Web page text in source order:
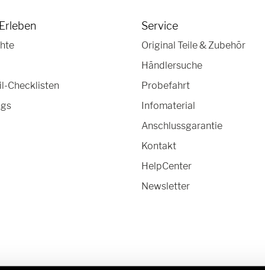
Checklisten
Service
Original Teile & Zubehör
Händlersuche
Probefahrt
Infomaterial
Anschlussgarantie
Kontakt
HelpCenter
Newsletter